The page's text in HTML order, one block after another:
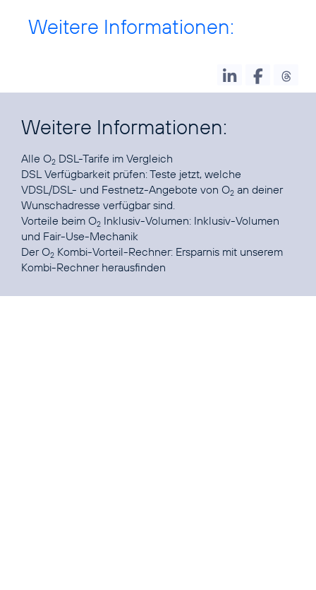
Weitere Informationen:
Weitere Informationen:
Alle O2 DSL-Tarife
DSL Verfügbarkeit prüfen:Teste jetzt, welche
VDSL/DSL- und Festnetz-Angebote von O2 an deiner
Vorteile beim O2 Inklusiv-Volumen: Inklusiv-Volumen
Der O2 Kombi-Vorteil-Rechner: Ersparnis mit unserem
Kombi-Rechner herausfinden